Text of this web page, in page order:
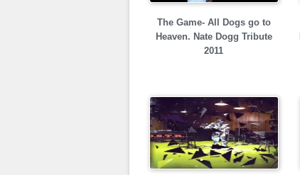
The Game- All Dogs go to
Heaven. Nate Dogg Tribute
2011